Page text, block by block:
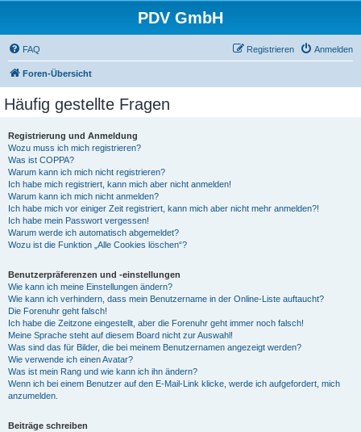
PDV GmbH
FAQ Anmelden
Registrieren
Foren-Übersicht
Häufig gestellte Fragen
Registrierung und Anmeldung
Wozu muss ich mich registrieren?
Was ist COPPA?
Warum kann ich mich nicht registrieren?
Ich habe mich registriert, kann mich aber nicht anmelden!
Warum kann ich mich nicht anmelden?
Ich habe mich vor einiger Zeit registriert, kann mich aber nicht mehr anmelden?!
Ich habe mein Passwort vergessen!
Warum werde ich automatisch abgemeldet?
Wozu ist die Funktion „Alle Cookies löschen“?
Benutzerpräferenzen und -einstellungen
Wie kann ich meine Einstellungen ändern?
Wie kann ich verhindern, dass mein Benutzername in der Online-Liste auftaucht?
Die Forenuhr geht falsch!
Ich habe die Zeitzone eingestellt, aber die Forenuhr geht immer noch falsch!
Meine Sprache steht auf diesem Board nicht zur Auswahl!
Was sind das für Bilder, die bei meinem Benutzernamen angezeigt werden?
Wie verwende ich einen Avatar?
Was ist mein Rang und wie kann ich ihn ändern?
Wenn ich bei einem Benutzer auf den E-Mail-Link klicke, werde ich aufgefordert, mich
anzumelden.
Beiträge schreiben